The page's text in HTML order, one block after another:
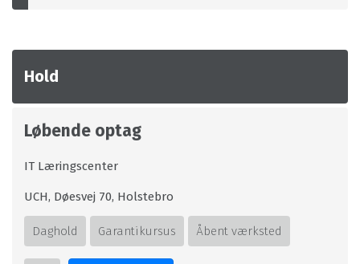
Hold
Løbende optag
IT Læringscenter
UCH, Døesvej 70, Holstebro
Daghold Garantikursus Åbent værksted